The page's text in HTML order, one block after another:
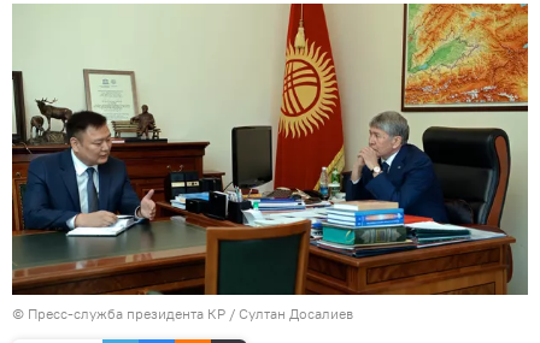
© Пресс-служба президента КР / Султан Досалиев